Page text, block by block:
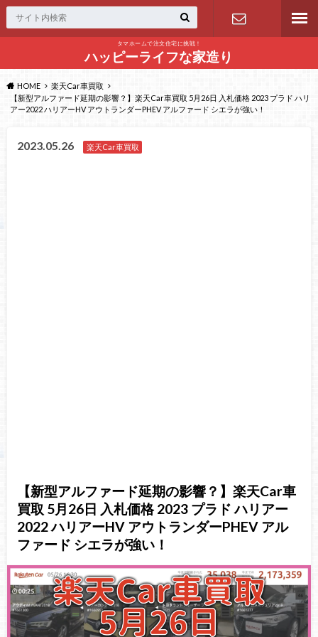
タマホームで注文住宅に挑戦！
ハッピーライフな家造り問い合わせ
HOME
楽天Car車買取
【新型アルファード延期の影響？】楽天Car車買取 5月26日 入札価格 2023 プラド ハリ
アー2022 ハリアーHV アウトランダーPHEV アルファード シエラが強い！
2023.05.26 楽天Car車買取
【新型アルファード延期の影響？】楽天Car車
買取 5月26日 入札価格 2023 プラド ハリアー
2022 ハリアーHV アウトランダーPHEV アル
ファード シエラが強い！